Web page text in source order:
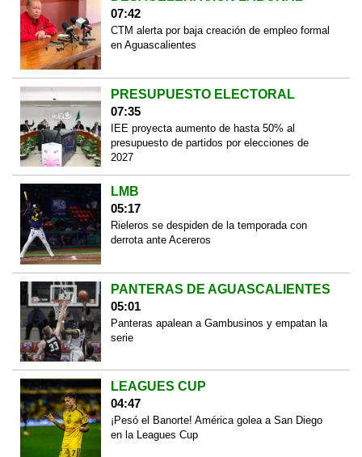
07:42
CTM alerta por baja creación de empleo formal
en Aguascalientes
PRESUPUESTO ELECTORAL
07:35
IEE proyecta aumento de hasta 50% al
presupuesto de partidos por elecciones de
2027
LMB
05:17
Rieleros se despiden de la temporada con
derrota ante Acereros
PANTERAS DE AGUASCALIENTES
05:01
Panteras apalean a Gambusinos y empatan la
serie
LEAGUES CUP
04:47
¡Pesó el Banorte! América golea a San Diego
en la Leagues Cup